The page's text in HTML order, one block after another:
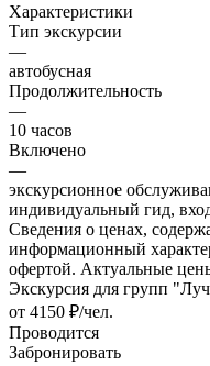
Характеристики
Тип экскурсии
—
автобусная
Продолжительность
—
10 часов
Включено
—
экскурсионное
индивидуальный гид,
Сведения о ценах,
информационный
офертой. Актуальные
Экскурсия для групп
от 4150 ₽/чел.
Проводится
Забронировать